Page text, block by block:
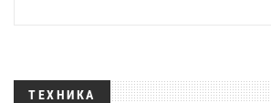
ТЕХНИКА